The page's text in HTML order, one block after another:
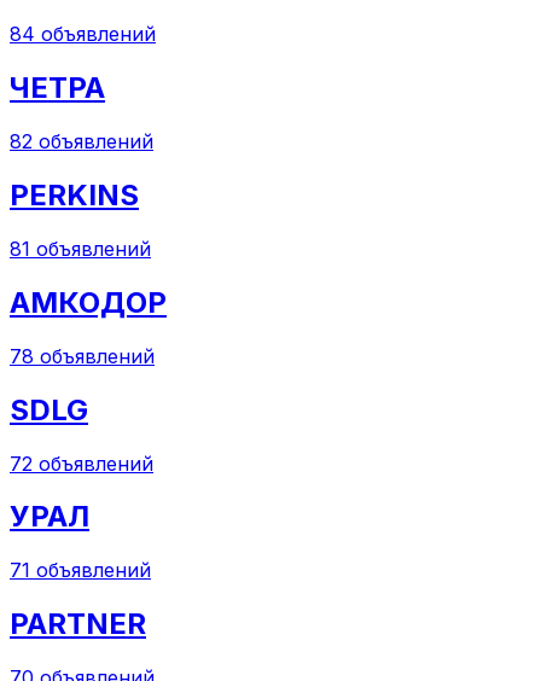
84 объявлений
ЧЕТРА
82 объявлений
PERKINS
81 объявлений
АМКОДОР
78 объявлений
SDLG
72 объявлений
УРАЛ
71 объявлений
PARTNER